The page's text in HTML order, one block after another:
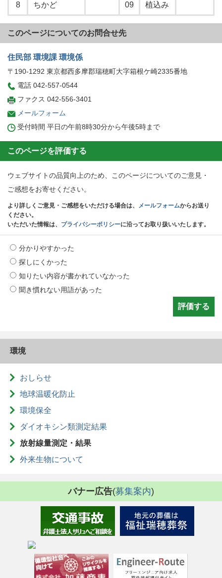
8
ちかど
09
植込み
このページについてのお問合せ先
住民部 環境課 環境係
〒190-1292 東京都西多摩郡瑞穂町大字箱根ケ崎2335番地
電話 042-557-0544
ファクス 042-556-3401
メールフォーム
受付時間 平日の午前8時30分から午後5時まで
このページを評価する
ウェブサイトの品質向上のため、このページについてのご意見・
ご感想をお寄せください。
より詳しくご意見・ご感想をいただける場合は、 メールフォームからお送り
ください。
いただいた情報は、 プライバシーポリシーに沿ってお取り扱いいたします。
分かりやすかった
探しにくかった
知りたい内容が書かれていなかった
聞き慣れない用語があった
環境
おしらせ
地球温暖化防止
環境保全
ダイオキシン類測定結果
放射線量測定・結果
外来生物について
バナー広告(募集案内)